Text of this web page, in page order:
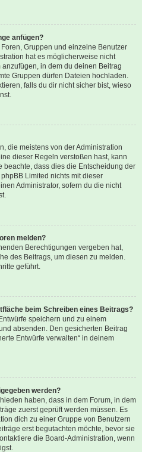
anfügen?
Gruppen und einzelne Benutzer
hat es möglicherweise nicht
in dem du deinen Beitrag
Gruppen dürfen Dateien hochladen.
falls du dir nicht sicher bist, wieso
die meistens von der Administration
dieser Regeln verstoßen hast, kann
beachte, dass dies die Entscheidung der
Limited nichts mit dieser
Administrator, sofern du die nicht
melden?
Berechtigungen vergeben hat,
des Beitrags, um diesen zu melden.
geführt.
beim Schreiben eines Beitrags?
speichern und zu einem
absenden. Den gesicherten Beitrag
Entwürfe verwalten“ in deinem
werden?
haben, dass in dem Forum, in dem
zuerst geprüft werden müssen. Es
dich zu einer Gruppe von Benutzern
erst begutachten möchte, bevor sie
die Board-Administration, wenn